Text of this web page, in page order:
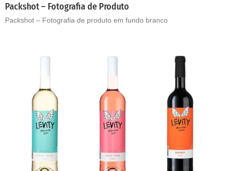
Packshot – Fotografia de Produto
Packshot – Fotografia de produto em fundo branco